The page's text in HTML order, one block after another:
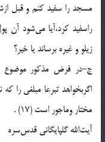
مسجد را سفيد كنم و
راسفيد كرد،آيا مى‌شود
زيلو و غيره برساند يا خير؟
ج-در فرض مذكور موضوع
اگربخواهد تبرعا مبلغى را
مختار وماجور است (17) .
آيت‌الله گلپايگانى قدس‌سره